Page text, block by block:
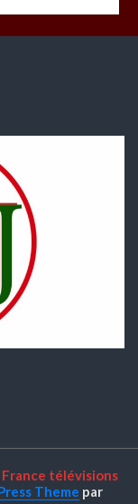
France télévisions
Theme par